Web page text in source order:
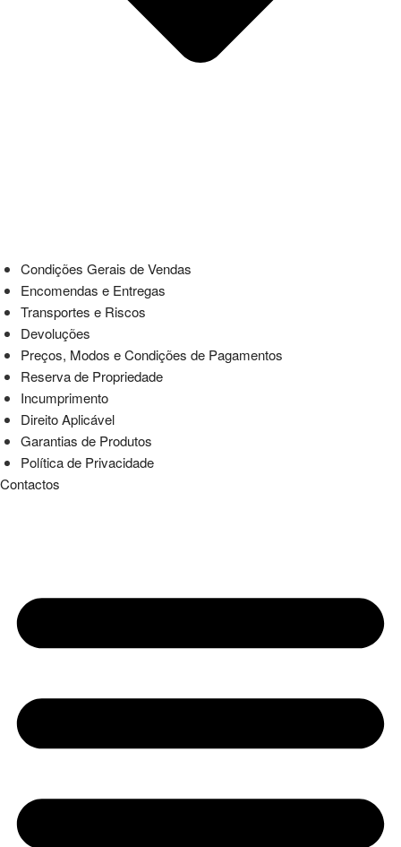
Condições Gerais de Vendas
Encomendas e Entregas
Transportes e Riscos
Devoluções
Preços, Modos e Condições de Pagamentos
Reserva de Propriedade
Incumprimento
Direito Aplicável
Garantias de Produtos
Política de Privacidade
Contactos